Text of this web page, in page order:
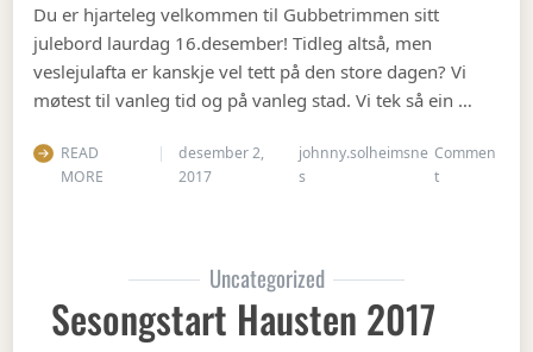
Du er hjarteleg velkommen til Gubbetrimmen sitt
julebord laurdag 16.desember! Tidleg altså, men
veslejulafta er kanskje vel tett på den store dagen? Vi
møtest til vanleg tid og på vanleg stad. Vi tek så ein …
READ
MORE
desember 2,
2017
johnny.solheimsne
s
Commen
ton Julebord
Uncategorized
Sesongstart Hausten 2017